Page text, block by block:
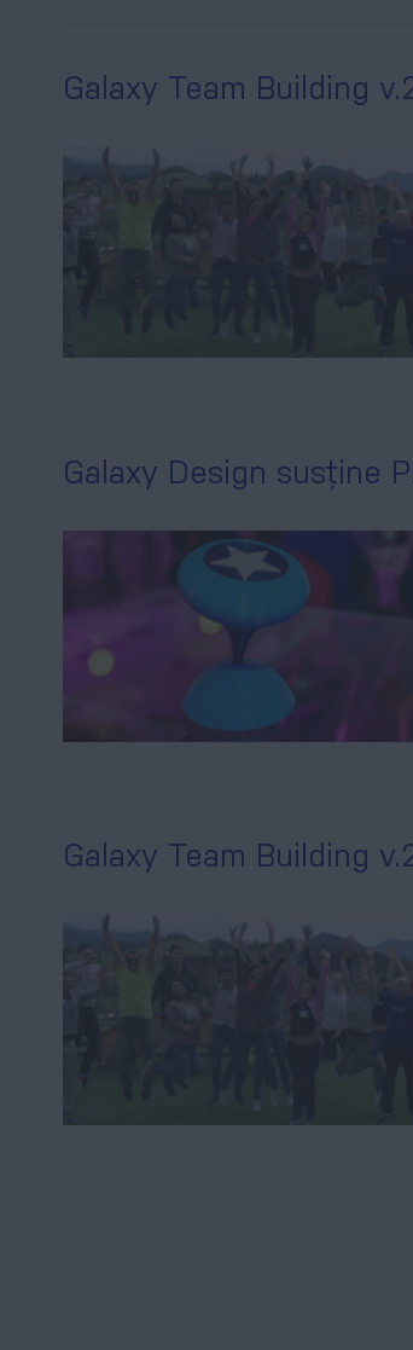
Galaxy Team Building
Galaxy Design susține
Galaxy Team Building